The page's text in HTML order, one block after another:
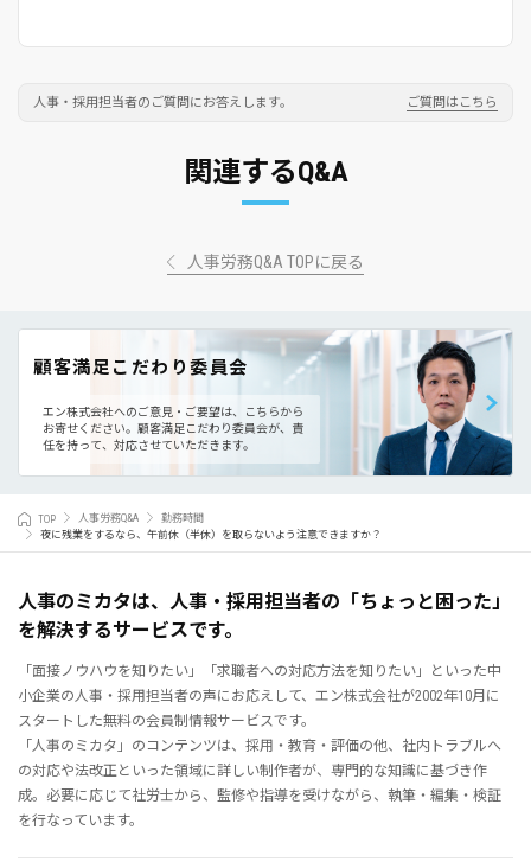
人事・採用担当者のご質問にお答えします。 ご質問はこちら
関連するQ&A
人事労務Q&A TOPに戻る
顧客満足こだわり委員会
エン株式会社へのご意見・ご要望は、こちらから
お寄せください。 顧客満足こだわり委員会が、責
任を持って、対応させていただきます。
TOP 人事労務Q&A
勤務時間
夜に残業をするなら、午前休（半休）を取らないよう注意できますか？
人事のミカタは、人事・採用担当者の「ちょっと困った」
を解決するサービスです。
「面接ノウハウを知りたい」「求職者への対応方法を知りたい」といった中
小企業の人事・採用担当者の声にお応えして、エン株式会社が2002年10月に
スタートした無料の会員制情報サービスです。
「人事のミカタ」のコンテンツは、採用・教育・評価の他、社内トラブルへ
の対応や法改正といった領域に詳しい制作者が、専門的な知識に基づき作
成。必要に応じて社労士から、監修や指導を受けながら、執筆・編集・検証
を行なっています。